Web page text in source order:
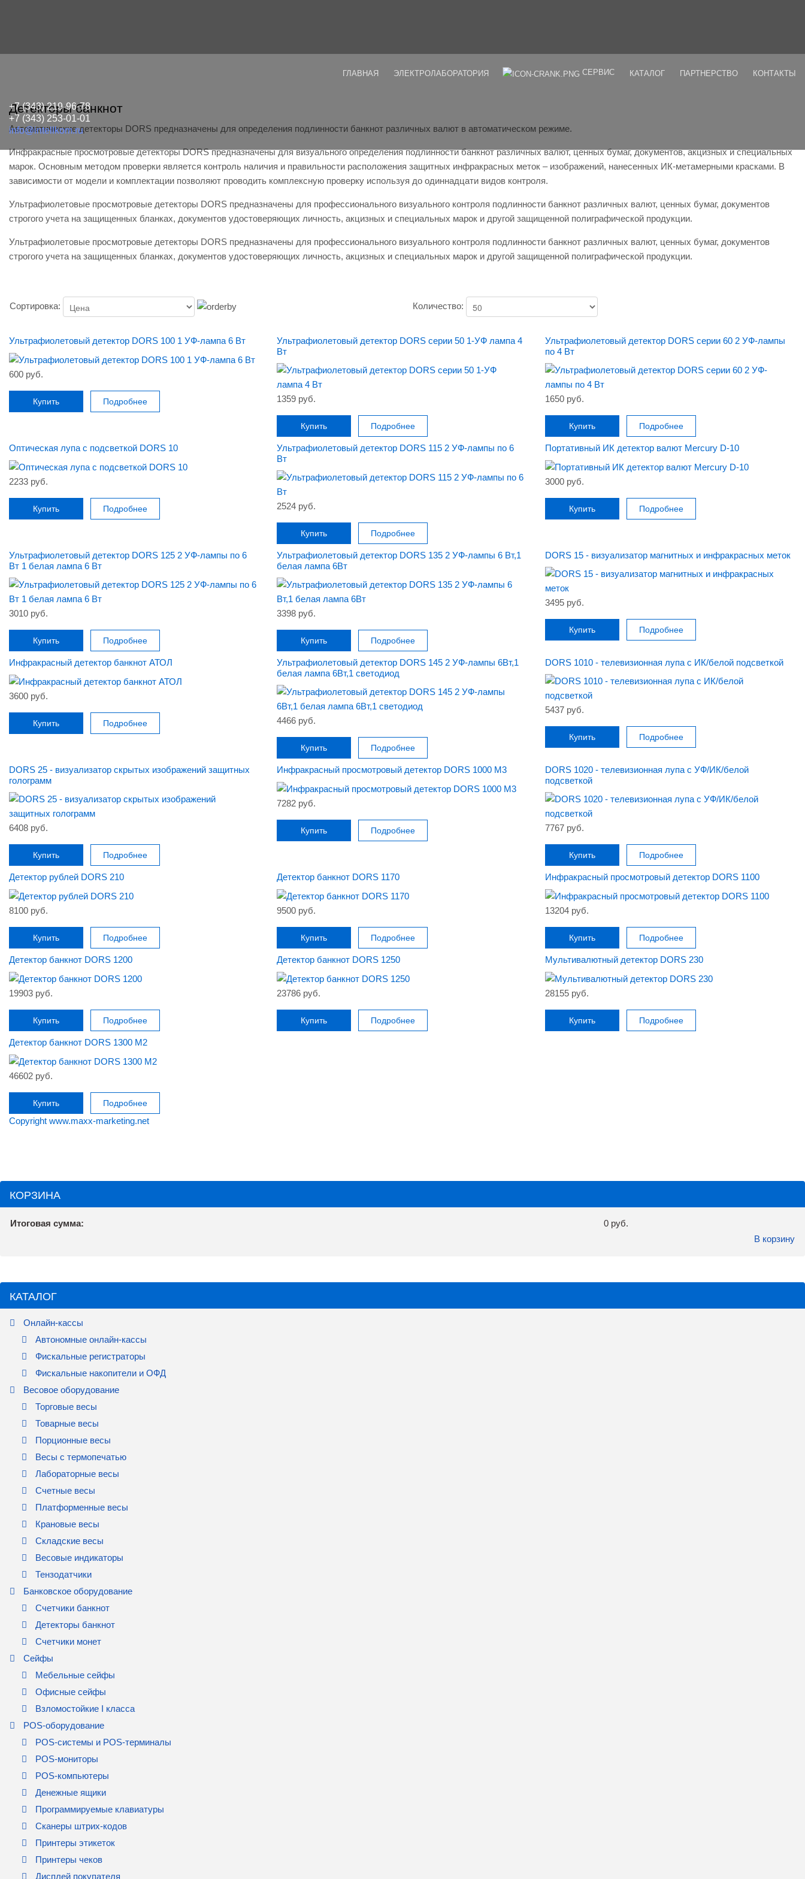
ГЛАВНАЯ ЭЛЕКТРОЛАБОРАТОРИЯ СЕРВИС КАТАЛОГ ПАРТНЕРСТВО КОНТАКТЫ
+7 (343) 219-96-78
+7 (343) 253-01-01
info@intellkom.ru
Детекторы банкнот
Автоматические детекторы DORS предназначены для определения подлинности банкнот различных валют в автоматическом режиме.
Инфракрасные просмотровые детекторы DORS предназначены для визуального определения подлинности банкнот различных валют, ценных бумаг, документов, акцизных и специальных
марок. Основным методом проверки является контроль наличия и правильности расположения защитных инфракрасных меток – изображений, нанесенных ИК-метамерными красками. В
зависимости от модели и комплектации позволяют проводить комплексную проверку используя до одиннадцати видов контроля.
Ультрафиолетовые просмотровые детекторы DORS предназначены для профессионального визуального контроля подлинности банкнот различных валют, ценных бумаг, документов
строгого учета на защищенных бланках, документов удостоверяющих личность, акцизных и специальных марок и другой защищенной полиграфической продукции.
Ультрафиолетовые просмотровые детекторы DORS предназначены для профессионального визуального контроля подлинности банкнот различных валют, ценных бумаг, документов
строгого учета на защищенных бланках, документов удостоверяющих личность, акцизных и специальных марок и другой защищенной полиграфической продукции.
Сортировка: Количество:
Ультрафиолетовый детектор DORS 100 1 УФ-лампа 6 Вт
600 руб.
Купить Подробнее
Ультрафиолетовый детектор DORS серии 50 1-УФ лампа 4
Вт
1359 руб.
Купить Подробнее
Ультрафиолетовый детектор DORS серии 60 2 УФ-лампы
по 4 Вт
1650 руб.
Купить Подробнее
Оптическая лупа с подсветкой DORS 10
2233 руб.
Купить Подробнее
Ультрафиолетовый детектор DORS 115 2 УФ-лампы по 6
Вт
2524 руб.
Купить Подробнее
Портативный ИК детектор валют Mercury D-10
3000 руб.
Купить Подробнее
Ультрафиолетовый детектор DORS 125 2 УФ-лампы по 6
Вт 1 белая лампа 6 Вт
3010 руб.
Купить Подробнее
Ультрафиолетовый детектор DORS 135 2 УФ-лампы 6 Вт,1
белая лампа 6Вт
3398 руб.
Купить Подробнее
DORS 15 - визуализатор магнитных и инфракрасных меток
3495 руб.
Купить Подробнее
Инфракрасный детектор банкнот АТОЛ
3600 руб.
Купить Подробнее
Ультрафиолетовый детектор DORS 145 2 УФ-лампы 6Вт,1
белая лампа 6Вт,1 светодиод
4466 руб.
Купить Подробнее
DORS 1010 - телевизионная лупа с ИК/белой подсветкой
5437 руб.
Купить Подробнее
DORS 25 - визуализатор скрытых изображений защитных
голограмм
6408 руб.
Купить Подробнее
Инфракрасный просмотровый детектор DORS 1000 M3
7282 руб.
Купить Подробнее
DORS 1020 - телевизионная лупа с УФ/ИК/белой
подсветкой
7767 руб.
Купить Подробнее
Детектор рублей DORS 210
8100 руб.
Купить Подробнее
Детектор банкнот DORS 1170
9500 руб.
Купить Подробнее
Инфракрасный просмотровый детектор DORS 1100
13204 руб.
Купить Подробнее
Детектор банкнот DORS 1200
19903 руб.
Купить Подробнее
Детектор банкнот DORS 1250
23786 руб.
Купить Подробнее
Мультивалютный детектор DORS 230
28155 руб.
Купить Подробнее
Детектор банкнот DORS 1300 M2
46602 руб.
Купить Подробнее
Copyright www.maxx-marketing.net
КОРЗИНА
Итоговая сумма:
0 руб.
В корзину
КАТАЛОГ
Онлайн-кассы
Автономные онлайн-кассы
Фискальные регистраторы
Фискальные накопители и ОФД
Весовое оборудование
Торговые весы
Товарные весы
Порционные весы
Весы с термопечатью
Лабораторные весы
Счетные весы
Платформенные весы
Крановые весы
Складские весы
Весовые индикаторы
Тензодатчики
Банковское оборудование
Счетчики банкнот
Детекторы банкнот
Счетчики монет
Сейфы
Мебельные сейфы
Офисные сейфы
Взломостойкие I класса
POS-оборудование
POS-системы и POS-терминалы
POS-мониторы
POS-компьютеры
Денежные ящики
Программируемые клавиатуры
Сканеры штрих-кодов
Принтеры этикеток
Принтеры чеков
Дисплей покупателя